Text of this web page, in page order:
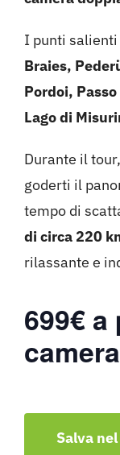
I punti
Braies,
Pordoi,
Lago di
Durante il
goderti il
tempo di
di circa 220
rilassante e
699€
Salva